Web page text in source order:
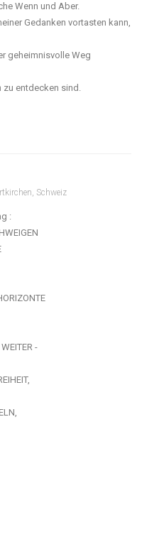
Wenn und Aber.
Gedanken vortasten kann,
geheimnisvolle Weg
zu entdecken sind.
Schweiz
:
-